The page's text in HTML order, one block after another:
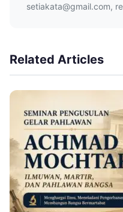
setiakata@gmail.com,
Related Articles